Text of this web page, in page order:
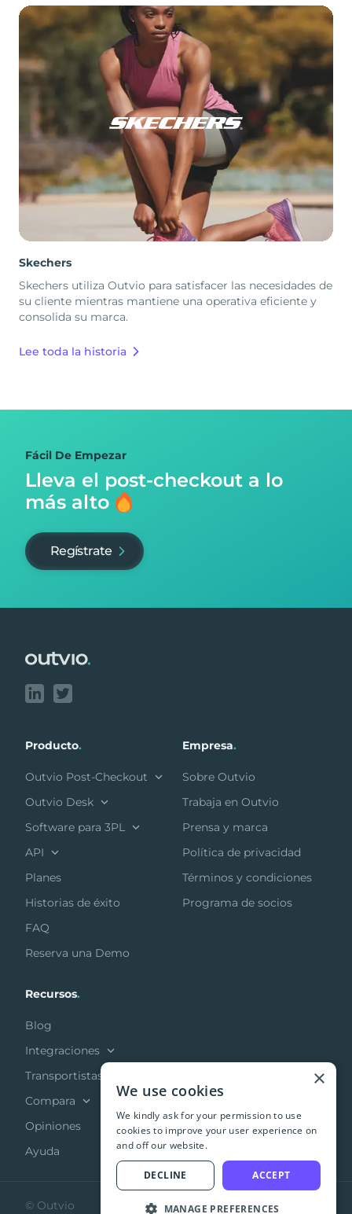
Skechers
Skechers utiliza Outvio para satisfacer las necesidades de
su cliente mientras mantiene una operativa eficiente y
consolida su marca.
Lee toda la historia
Fácil De Empezar
Lleva el post-checkout a lo
más alto
Regístrate
Producto.
Outvio Post-Checkout
Outvio Desk
Software para 3PL
API
Planes
Historias de éxito
FAQ
Reserva una Demo
Empresa.
Sobre Outvio
Trabaja en Outvio
Prensa y marca
Política de privacidad
Términos y condiciones
Programa de socios
Recursos.
Blog
Integraciones
Transportistas
Compara
Opiniones
Ayuda
© Outvio
×
We use cookies
We kindly ask for your permission to use
cookies to improve your user experience on
and off our website.
ACCEPT
DECLINE
MANAGE PREFERENCES